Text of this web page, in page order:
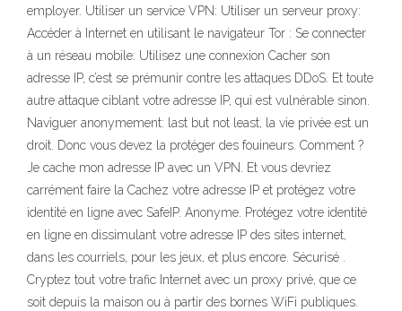
employer. Utiliser un service VPN: Utiliser un serveur proxy:
Accéder à Internet en utilisant le navigateur Tor : Se connecter
à un réseau mobile: Utilisez une connexion Cacher son
adresse IP, c’est se prémunir contre les attaques DDoS. Et toute
autre attaque ciblant votre adresse IP, qui est vulnérable sinon.
Naviguer anonymement: last but not least, la vie privée est un
droit. Donc vous devez la protéger des fouineurs. Comment ?
Je cache mon adresse IP avec un VPN. Et vous devriez
carrément faire la Cachez votre adresse IP et protégez votre
identité en ligne avec SafeIP. Anonyme. Protégez votre identité
en ligne en dissimulant votre adresse IP des sites internet,
dans les courriels, pour les jeux, et plus encore. Sécurisé .
Cryptez tout votre trafic Internet avec un proxy privé, que ce
soit depuis la maison ou à partir des bornes WiFi publiques.